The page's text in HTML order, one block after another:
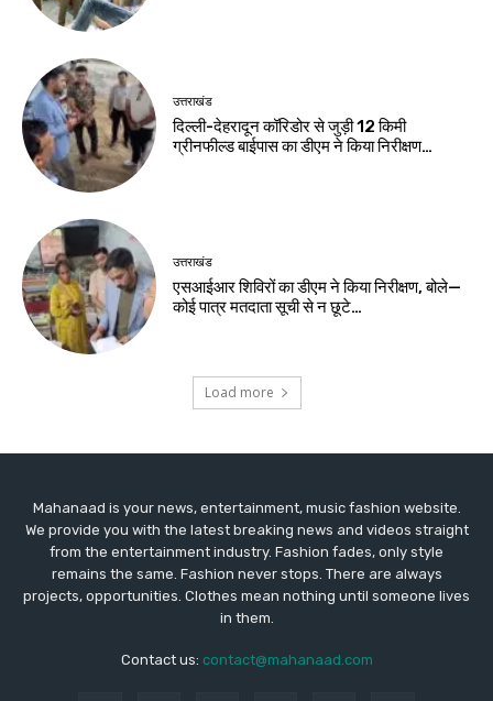
उत्तराखंड
दिल्ली-देहरादून कॉरिडोर से जुड़ी 12 किमी
ग्रीनफील्ड बाईपास का डीएम ने किया निरीक्षण…
उत्तराखंड
एसआईआर शिविरों का डीएम ने किया निरीक्षण, बोले—
कोई पात्र मतदाता सूची से न छूटे…
Load more
Mahanaad is your news, entertainment, music fashion website.
We provide you with the latest breaking news and videos straight
from the entertainment industry. Fashion fades, only style
remains the same. Fashion never stops. There are always
projects, opportunities. Clothes mean nothing until someone lives
in them.
Contact us: contact@mahanaad.com